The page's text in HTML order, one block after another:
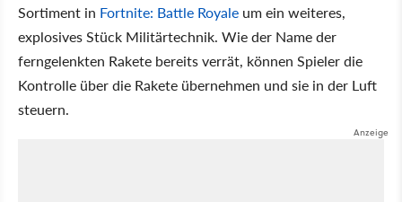
Sortiment in Fortnite: Battle Royale um ein weiteres,
explosives Stück Militärtechnik. Wie der Name der
ferngelenkten Rakete bereits verrät, können Spieler die
Kontrolle über die Rakete übernehmen und sie in der Luft
steuern.